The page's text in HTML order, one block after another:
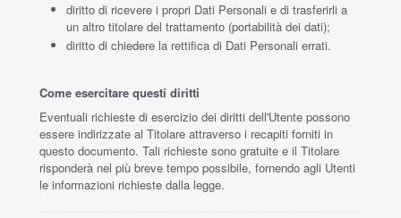
diritto di ricevere i propri Dati Personali e di trasferirli a
un altro titolare del trattamento (portabilità dei dati);
diritto di chiedere la rettifica di Dati Personali errati.
Come esercitare questi diritti
Eventuali richieste di esercizio dei diritti dell'Utente possono
essere indirizzate al Titolare attraverso i recapiti forniti in
questo documento. Tali richieste sono gratuite e il Titolare
risponderà nel più breve tempo possibile, fornendo agli Utenti
le informazioni richieste dalla legge.